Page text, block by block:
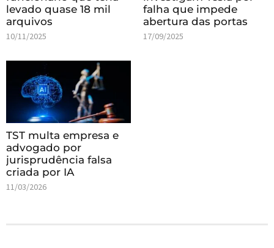
levado quase 18 mil
arquivos
10/11/2025
falha que impede
abertura das portas
17/09/2025
TST multa empresa e
advogado por
jurisprudência falsa
criada por IA
11/03/2026